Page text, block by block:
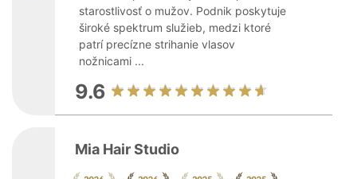
starostlivosť o mužov. Podnik poskytuje
široké spektrum služieb, medzi ktoré
patrí precízne strihanie vlasov
nožnicami ...
9.6
Mia Hair Studio